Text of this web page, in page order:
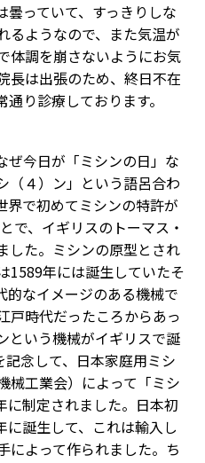
曇っていて、すっきりしな
るようなので、また気温が
体調を崩さないようにお気
長は出張のため、終日不在
り診療しております。
ぜ今日が「ミシンの日」な
（４）ン」という語呂合わ
界で初めてミシンの特許が
で、イギリスのトーマス・
した。ミシンの原型とされ
1589年には誕生していたそ
的なイメージのある機械で
戸時代だったころからあっ
という機械がイギリスで誕
念して、日本家庭用ミシ
械工業会）によって「ミシ
に制定されました。日本初
誕生して、これは輸入し
によって作られました。ち